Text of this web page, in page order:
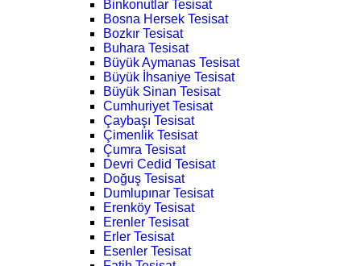
Binkonutlar Tesisat
Bosna Hersek Tesisat
Bozkır Tesisat
Buhara Tesisat
Büyük Aymanas Tesisat
Büyük İhsaniye Tesisat
Büyük Sinan Tesisat
Cumhuriyet Tesisat
Çaybaşı Tesisat
Çimenlik Tesisat
Çumra Tesisat
Devri Cedid Tesisat
Doğuş Tesisat
Dumlupınar Tesisat
Erenköy Tesisat
Erenler Tesisat
Erler Tesisat
Esenler Tesisat